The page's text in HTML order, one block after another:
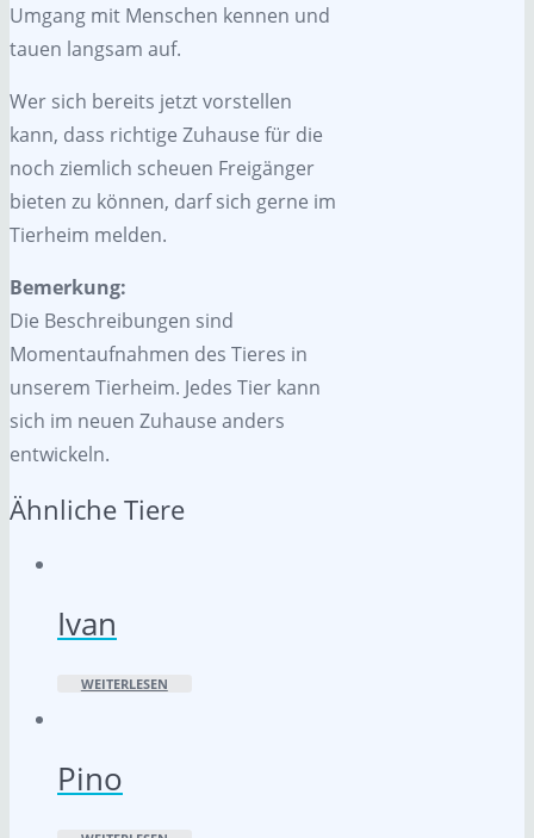
Umgang mit Menschen kennen und
tauen langsam auf.
Wer sich bereits jetzt vorstellen
kann, dass richtige Zuhause für die
noch ziemlich scheuen Freigänger
bieten zu können, darf sich gerne im
Tierheim melden.
Bemerkung:
Die Beschreibungen sind
Momentaufnahmen des Tieres in
unserem Tierheim. Jedes Tier kann
sich im neuen Zuhause anders
entwickeln.
Ähnliche Tiere
Ivan
WEITERLESEN
Pino